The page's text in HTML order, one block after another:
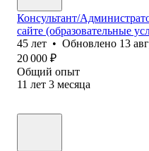
Консультант/
сайте (образовательные
45 лет • Обновлено 13
20 000 ₽
Общий опыт
11 лет 3 месяца